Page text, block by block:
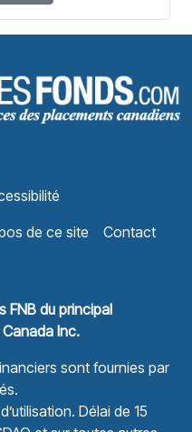
de ce site Contact
FNB du principal
Inc.
sont fournies par
Délai de 15